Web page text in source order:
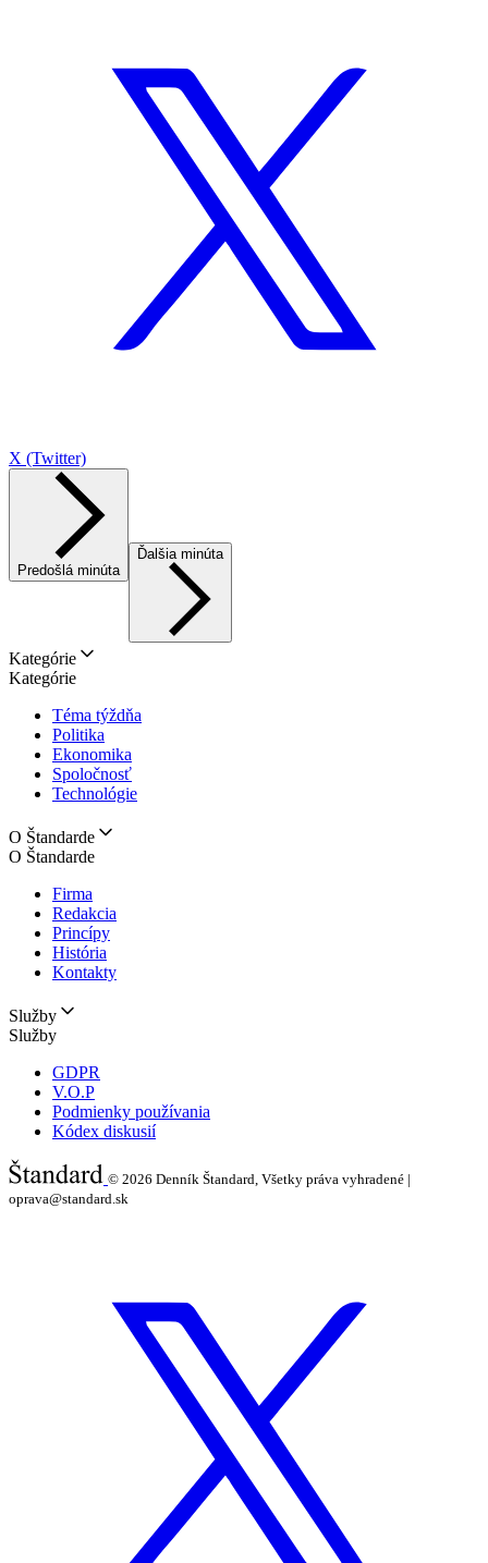
X (Twitter)
Predošlá minúta
Ďalšia minúta
Kategórie
Kategórie
Téma týždňa
Politika
Ekonomika
Spoločnosť
Technológie
O Štandarde
O Štandarde
Firma
Redakcia
Princípy
História
Kontakty
Služby
Služby
GDPR
V.O.P
Podmienky používania
Kódex diskusií
© 2026 Denník Štandard, Všetky práva vyhradené |
oprava@standard.sk